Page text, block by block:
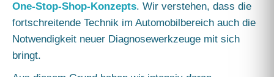
One-Stop-Shop-Konzepts. Wir verstehen, dass die
fortschreitende Technik im Automobilbereich auch die
Notwendigkeit neuer Diagnosewerkzeuge mit sich
bringt.